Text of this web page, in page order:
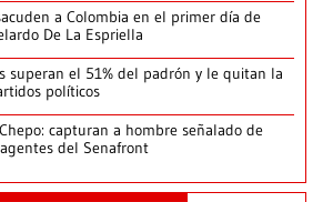
a Colombia en el primer día de
De La Espriella
superan el 51% del padrón y le quitan la
políticos
capturan a hombre señalado de
del Senafront